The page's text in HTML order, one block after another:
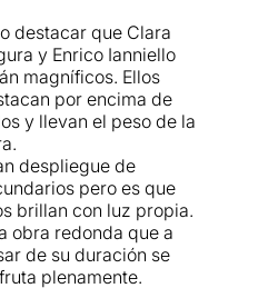
destacar que Clara
y Enrico Ianniello
magníficos. Ellos
por encima de
y llevan el peso de la
despliegue de
pero es que
brillan con luz propia.
obra redonda que a
de su duración se
plenamente.